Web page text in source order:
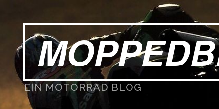
EIN MOTORRAD BLOG